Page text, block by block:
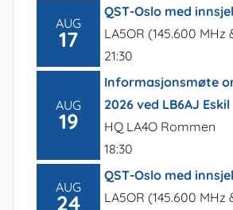
AUG
17
QST-Oslo med
LA5OR (145.600 MHz
21:30
AUG
19
Informasjonsmøte
2026 ved LB6AJ Eskil
HQ LA4O Rommen
18:30
AUG
24
QST-Oslo med
LA5OR (145.600 MHz